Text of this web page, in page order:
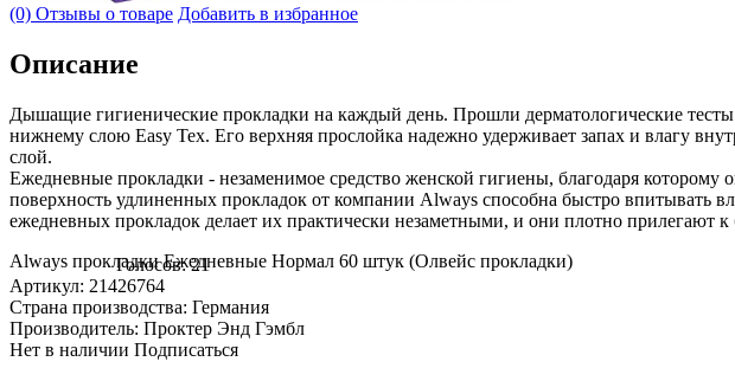
(0) Отзывы о товаре Добавить в избранное
Описание
Дышащие гигиенические прокладки на каждый день. Прошли дерматологические
нижнему слою Easy Tex. Его верхняя прослойка надежно удерживает запах и влагу
слой.
Ежедневные прокладки - незаменимое средство женской гигиены, благодаря
поверхность удлиненных прокладок от компании Always способна быстро впитывать
ежедневных прокладок делает их практически незаметными, и они плотно прилегают к
Always прокладки Ежедневные Нормал 60 штук (Олвейс прокладки)
Голосов: 21
Артикул: 21426764
Страна производства: Германия
Производитель: Проктер Энд Гэмбл
Нет в наличии Подписаться